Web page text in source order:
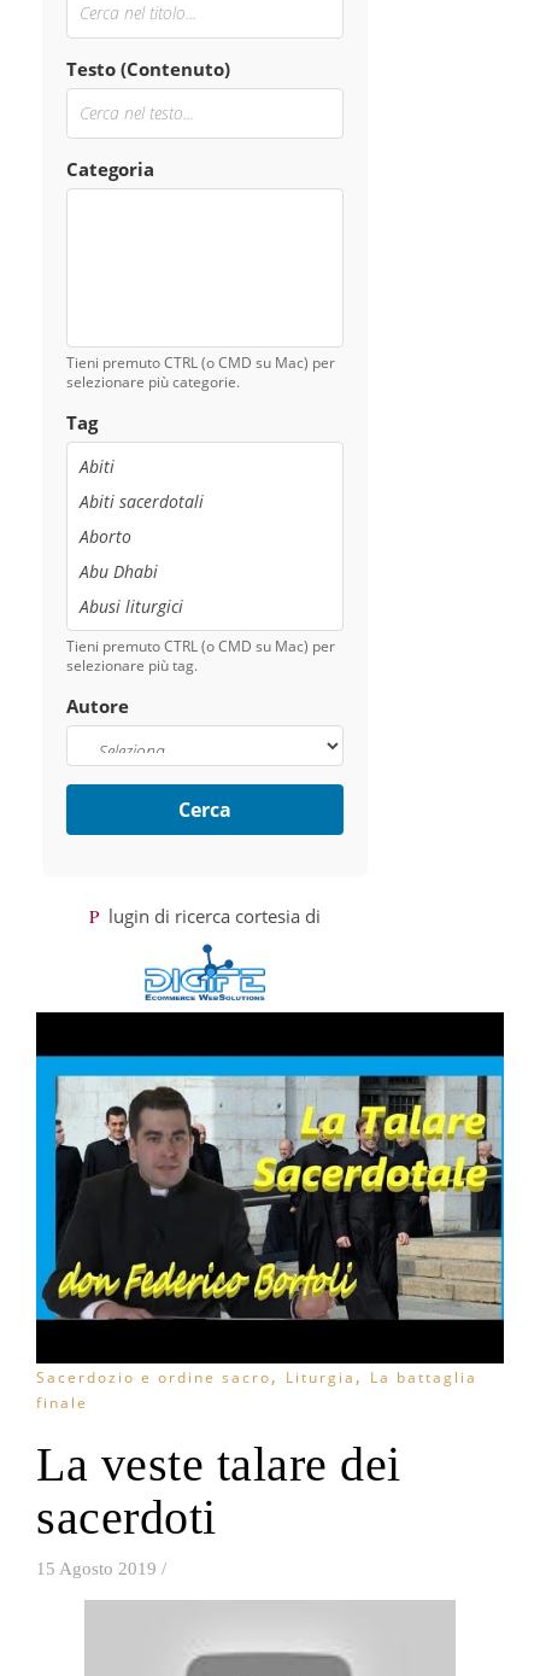
Testo (Contenuto)
Categoria
Tieni premuto CTRL (o CMD su Mac) per
selezionare più categorie.
Tag
Tieni premuto CTRL (o CMD su Mac) per
selezionare più tag.
Autore
Cerca
Plugin di ricerca cortesia di
Sacerdozio e ordine sacro, Liturgia , La battaglia
finale
La veste talare dei
sacerdoti
15 Agosto 2019 /